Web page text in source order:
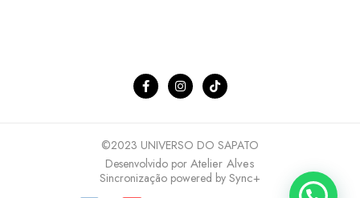
©2023 UNIVERSO DO SAPATO
Desenvolvido por Atelier Alves
Sincronização powered by Sync+